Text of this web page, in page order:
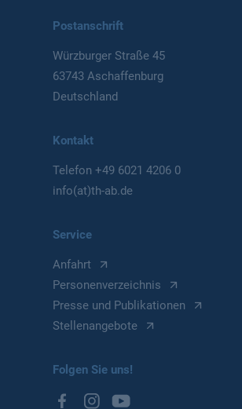
Postanschrift
Würzburger Straße 45
63743 Aschaffenburg
Deutschland
Kontakt
Telefon+49 6021 4206 0
info(at)th-ab.de
Service
Anfahrt
Personenverzeichnis
Presse und Publikationen
Stellenangebote
Folgen Sie uns!